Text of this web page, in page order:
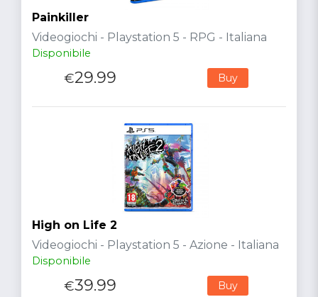
Painkiller
Videogiochi - Playstation 5 - RPG - Italiana
Disponibile
€29.99 Buy
High on Life 2
Videogiochi - Playstation 5 - Azione - Italiana
Disponibile
€39.99 Buy